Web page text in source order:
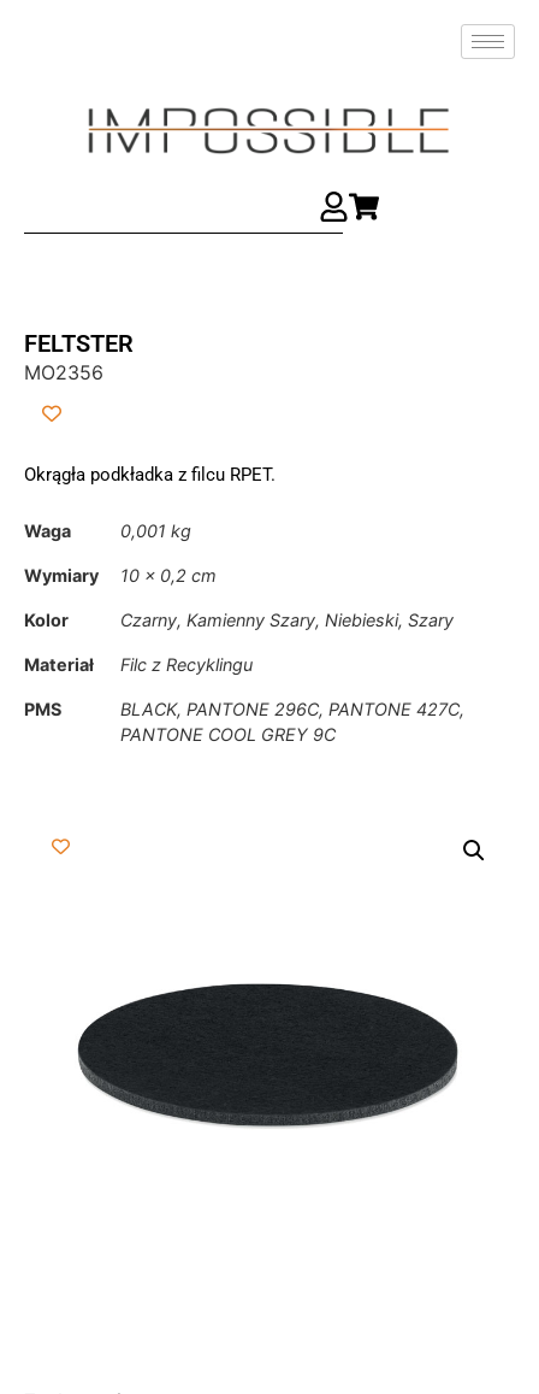
FELTSTER
MO2356
Okrągła podkładka z filcu RPET.
Waga 0,001 kg
Wymiary 10 × 0,2 cm
Kolor Czarny, Kamienny Szary, Niebieski, Szary
Materiał Filc z Recyklingu
PMS
BLACK, PANTONE 296C, PANTONE 427C,
PANTONE COOL GREY 9C